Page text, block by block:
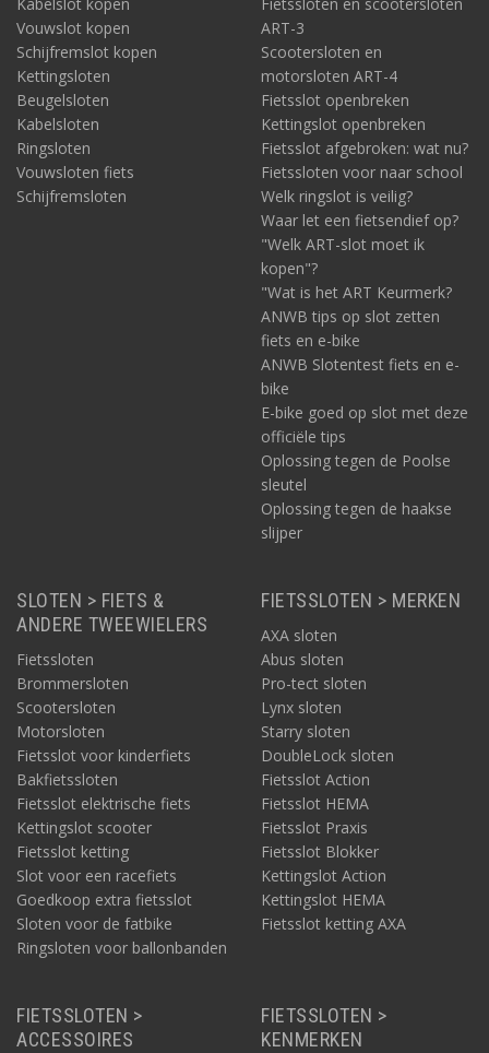
Vouwslot kopen
Schijfremslot kopen
Kettingsloten
Beugelsloten
Kabelsloten
Ringsloten
Vouwsloten fiets
Schijfremsloten
ART-3
Scootersloten en
motorsloten ART-4
Fietsslot openbreken
Kettingslot openbreken
Fietsslot afgebroken: wat nu?
Fietssloten voor naar school
Welk ringslot is veilig?
Waar let een fietsendief op?
"Welk ART-slot moet ik
kopen"?
"Wat is het ART Keurmerk?
ANWB tips op slot zetten
fiets en e-bike
ANWB Slotentest fiets en e-
bike
E-bike goed op slot met deze
officiële tips
Oplossing tegen de Poolse
sleutel
Oplossing tegen de haakse
slijper
SLOTEN > FIETS &
ANDERE TWEEWIELERS
Fietssloten
Brommersloten
Scootersloten
Motorsloten
Fietsslot voor kinderfiets
Bakfietssloten
Fietsslot elektrische fiets
Kettingslot scooter
Fietsslot ketting
Slot voor een racefiets
Goedkoop extra fietsslot
Sloten voor de fatbike
Ringsloten voor ballonbanden
FIETSSLOTEN > MERKEN
AXA sloten
Abus sloten
Pro-tect sloten
Lynx sloten
Starry sloten
DoubleLock sloten
Fietsslot Action
Fietsslot HEMA
Fietsslot Praxis
Fietsslot Blokker
Kettingslot Action
Kettingslot HEMA
Fietsslot ketting AXA
FIETSSLOTEN >
ACCESSOIRES
FIETSSLOTEN >
KENMERKEN